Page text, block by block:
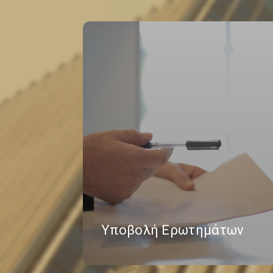
Υποβολή Ερωτημάτων